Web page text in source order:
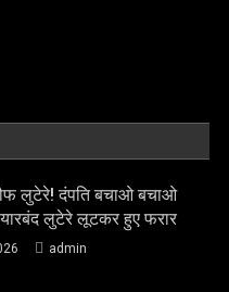
लुटेरे! दंपति बचाओ बचाओ
लुटेरे लूटकर हुए फरार
admin